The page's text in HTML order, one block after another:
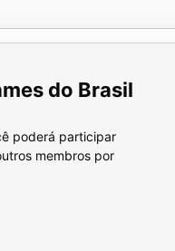
do Brasil
poderá participar
membros por